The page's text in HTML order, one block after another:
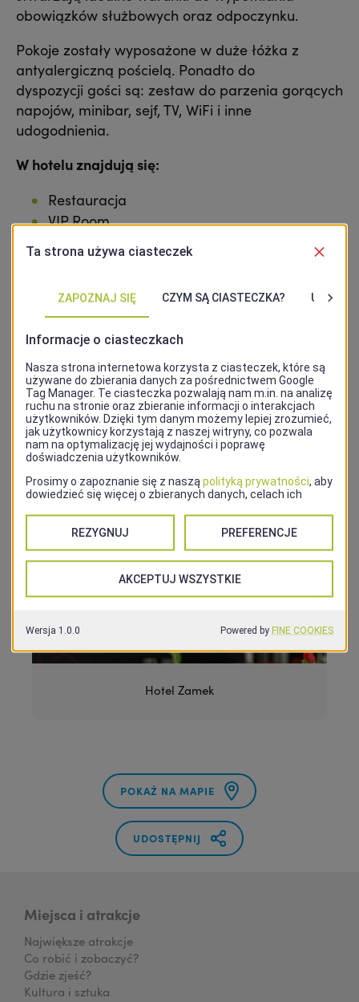
obowiązków służbowych oraz odpoczynku.
Pokoje zostały wyposażone w duże łóżka z
antyalergiczną pościelą. Ponadto do
dyspozycji gości są: zestaw do parzenia gorących
napojów, minibar, sejf, TV, WiFi i inne
udogodnienia.
W hotelu znajdują się:
Restauracja
VIP Room
Strefa fitness
Adres
ul. Panieńska 15, 70-535 Szczecin
Kontakt
+48 91 852 27 77
Strona internetowa
Strona www
Hotel Zamek
POKAŻ NA MAPIE
UDOSTĘPNIJ
Miejsca i atrakcje
Największe atrakcje
Co robić i zobaczyć?
Gdzie zjeść?
Kultura i sztuka